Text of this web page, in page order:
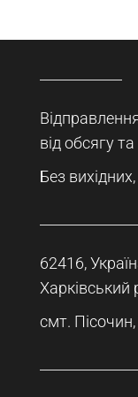
від обсягу
Без
62416,
Харківський
смт.